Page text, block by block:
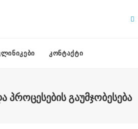
ᲙᲝᲜᲢᲐᲥᲢᲘ
ᲞᲠᲝᲪᲔᲡᲔᲑᲘᲡ ᲒᲐᲣᲛᲯᲝᲑᲔᲡᲔᲑᲐ